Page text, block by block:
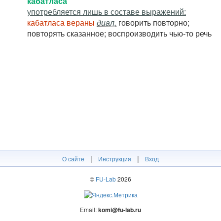
употребляется лишь в составе выражений:
кабатласа вераны диал. говорить повторно;
повторять сказанное; воспроизводить чью-то речь
О сайте | Инструкция | Вход
© FU-Lab2026
Email:komi@fu-lab.ru